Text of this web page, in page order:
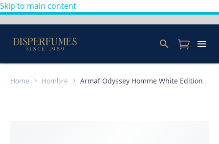
Skip to main content
Home Hombre Armaf Odyssey Homme White Edition